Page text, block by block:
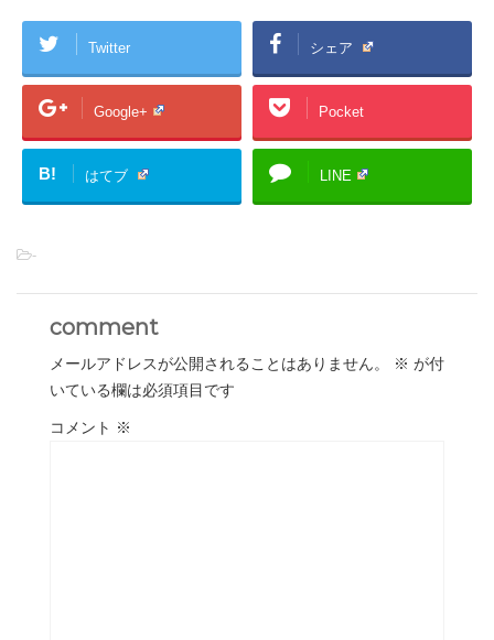
Twitter シェア
Google+ Pocket
B! はてブ LINE
-
comment
メールアドレスが公開されることはありません。 ※ が付
いている欄は必須項目です
コメント ※